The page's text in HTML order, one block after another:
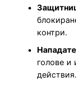
контри.
голове и
действия.